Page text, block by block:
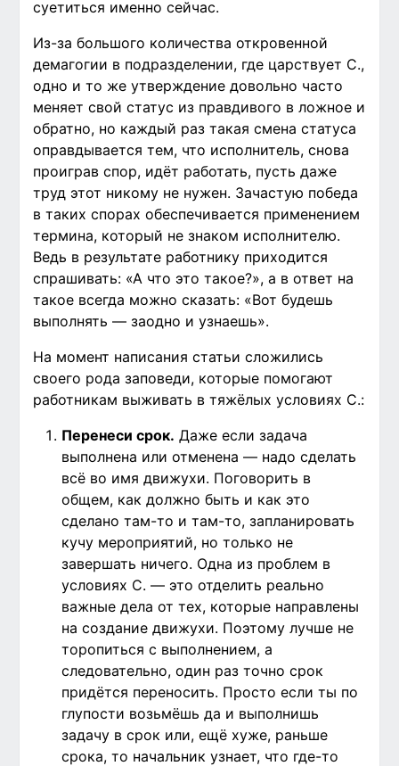
суетиться именно сейчас.
Из-за большого количества откровенной
демагогии в подразделении, где царствует С.,
одно и то же утверждение довольно часто
меняет свой статус из правдивого в ложное и
обратно, но каждый раз такая смена статуса
оправдывается тем, что исполнитель, снова
проиграв спор, идёт работать, пусть даже
труд этот никому не нужен. Зачастую победа
в таких спорах обеспечивается применением
термина, который не знаком исполнителю.
Ведь в результате работнику приходится
спрашивать: «А что это такое?», а в ответ на
такое всегда можно сказать: «Вот будешь
выполнять — заодно и узнаешь».
На момент написания статьи сложились
своего рода заповеди, которые помогают
работникам выживать в тяжёлых условиях С.:
Перенеси срок. Даже если задача
выполнена или отменена — надо сделать
всё во имя движухи. Поговорить в
общем, как должно быть и как это
сделано там-то и там-то, запланировать
кучу мероприятий, но только не
завершать ничего. Одна из проблем в
условиях С. — это отделить реально
важные дела от тех, которые направлены
на создание движухи. Поэтому лучше не
торопиться с выполнением, а
следовательно, один раз точно срок
придётся переносить. Просто если ты по
глупости возьмёшь да и выполнишь
задачу в срок или, ещё хуже, раньше
срока, то начальник узнает, что где-то